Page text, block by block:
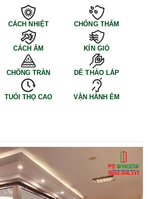
CÁCH NHIỆT CHỐNG THẤM
CÁCH ÂM KÍN GIÓ
CHỐNG TRÀN DỂ THÁO LẮP
TUỔI THỌ CAO VẬN HÀNH ÊM